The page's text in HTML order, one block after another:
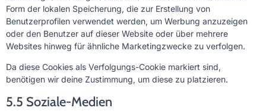
Form der lokalen Speicherung, die zur Erstellung von
Benutzerprofilen verwendet werden, um Werbung anzuzeigen
oder den Benutzer auf dieser Website oder über mehrere
Websites hinweg für ähnliche Marketingzwecke zu verfolgen.
Da diese Cookies als Verfolgungs-Cookie markiert sind,
benötigen wir deine Zustimmung, um diese zu platzieren.
5.5 Soziale-Medien